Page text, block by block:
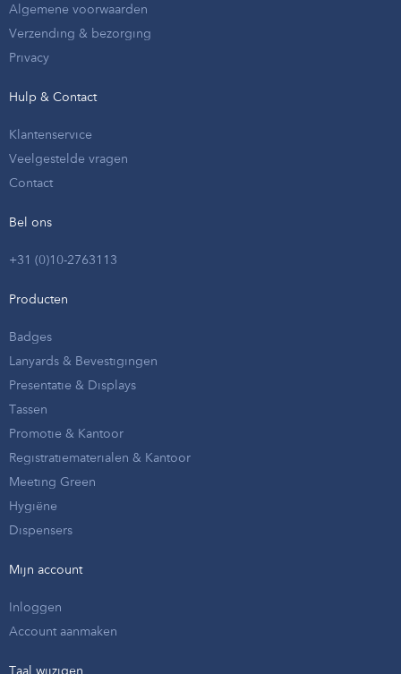
Algemene voorwaarden
Verzending & bezorging
Privacy
Hulp & Contact
Klantenservice
Veelgestelde vragen
Contact
Bel ons
+31 (0)10-2763113
Producten
Badges
Lanyards & Bevestigingen
Presentatie & Displays
Tassen
Promotie & Kantoor
Registratiematerialen & Kantoor
Meeting Green
Hygiëne
Dispensers
Mijn account
Inloggen
Account aanmaken
Taal wijzigen